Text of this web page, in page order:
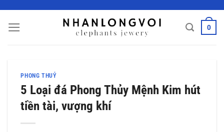
nội
0
PHONG THUỶ
5 Loại đá Phong Thủy Mệnh Kim hút
tiền tài, vượng khí